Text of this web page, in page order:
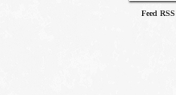
Feed RSS